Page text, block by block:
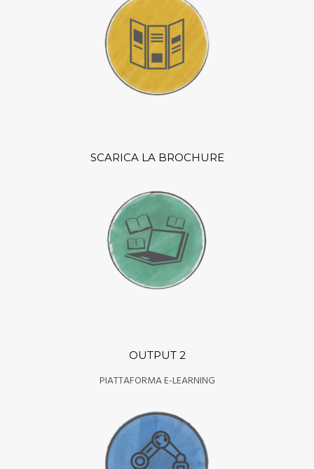
SCARICA LA BROCHURE
OUTPUT 2
PIATTAFORMA E-LEARNING